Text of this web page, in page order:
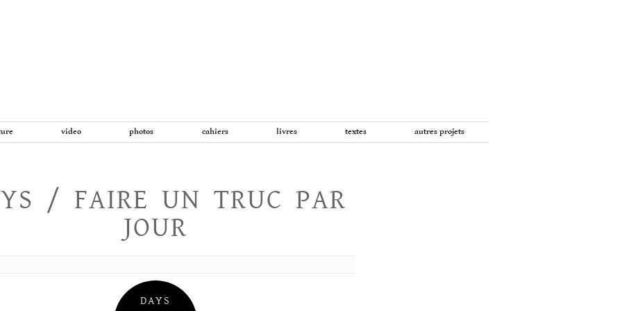
video photos cahiers livres textes autres projets
/ FAIRE UN TRUC PAR
JOUR
DAYS